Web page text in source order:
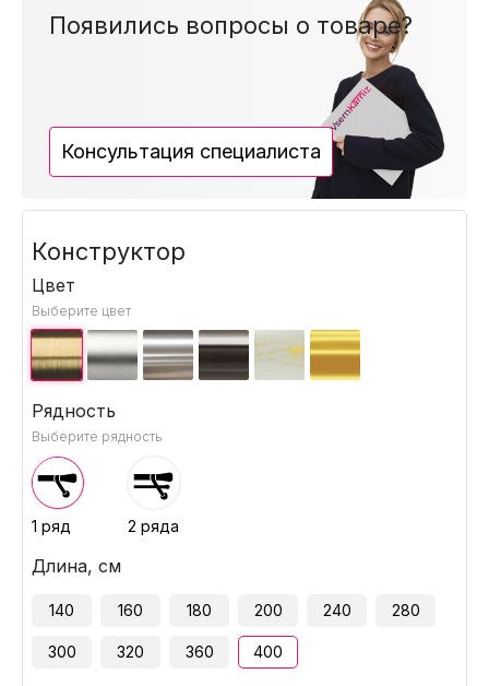
Появились вопросы о товаре?
Консультация специалиста
Конструктор
Цвет
Выберите цвет
Рядность
Выберите рядность
1 ряд 2 ряда
Длина, см
140 160 180 200 240 280
300 320 360 400